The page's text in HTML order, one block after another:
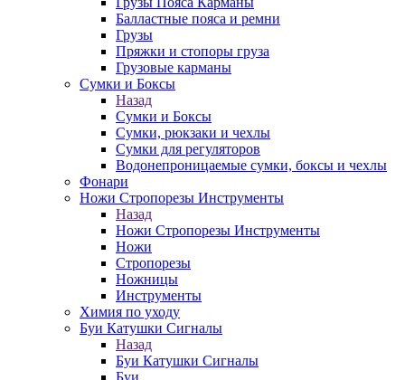
Балластные пояса и ремни
Грузы
Пряжки и стопоры груза
Грузовые карманы
Сумки и Боксы
Назад
Сумки и Боксы
Сумки, рюкзаки и чехлы
Сумки для регуляторов
Водонепроницаемые сумки, боксы и чехлы
Фонари
Ножи Стропорезы Инструменты
Назад
Ножи Стропорезы Инструменты
Ножи
Стропорезы
Ножницы
Инструменты
Химия по уходу
Буи Катушки Сигналы
Назад
Буи Катушки Сигналы
Буи